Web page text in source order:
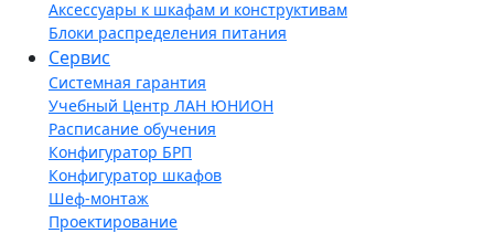
Аксессуары к шкафам и конструктивам
Блоки распределения питания
Сервис
Системная гарантия
Учебный Центр ЛАН ЮНИОН
Расписание обучения
Конфигуратор БРП
Конфигуратор шкафов
Шеф-монтаж
Проектирование